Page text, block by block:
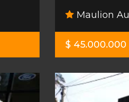
Maulion
$ 45.000.000